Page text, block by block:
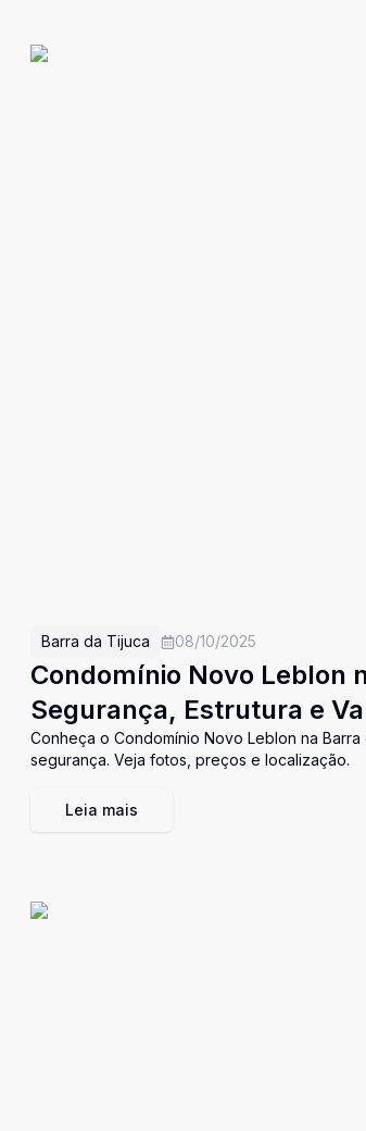
Barra da Tijuca 08/10/2025
Condomínio Novo Leblon
Segurança, Estrutura e
Conheça o Condomínio Novo Leblon na
segurança. Veja fotos, preços e localização.
Leia mais